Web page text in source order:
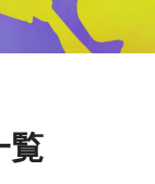
覧